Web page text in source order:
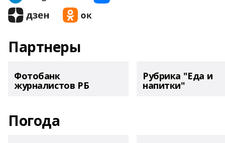
Партнеры
Фотобанк
журналистов РБ
Рубрика "Еда и
напитки"
Погода